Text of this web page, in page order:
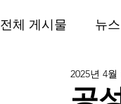
전체 게시물 뉴스
2025년 4월